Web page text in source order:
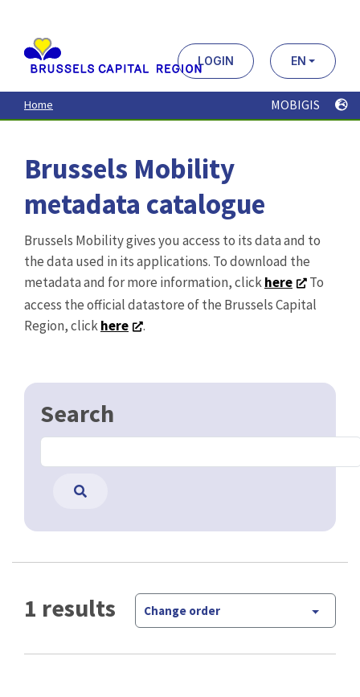
contenu
principal
LOGIN EN
Home MOBIGIS
Brussels Mobility
metadata catalogue
Brussels Mobility gives you access to its data and to
the data used in its applications. To download the
metadata and for more information, clickhere
To
access the official datastore of the Brussels Capital
Region, clickhere .
Search
1 results Change order